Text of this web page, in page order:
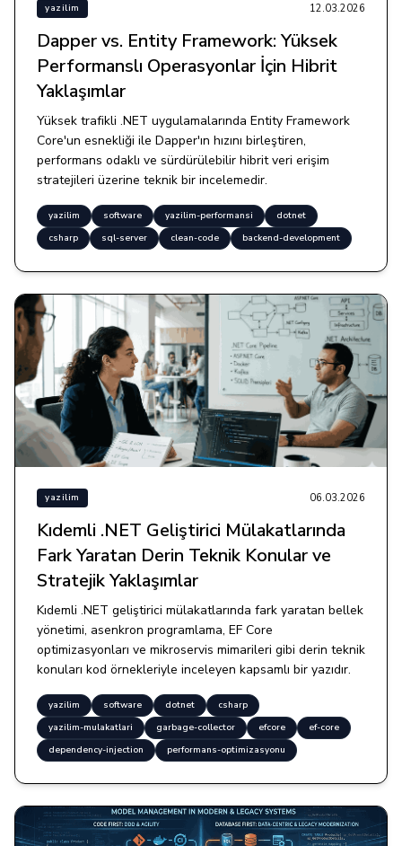
yazilim 12.03.2026
Dapper vs. Entity Framework: Yüksek
Performanslı Operasyonlar İçin Hibrit
Yaklaşımlar
Yüksek trafikli .NET uygulamalarında Entity Framework
Core'un esnekliği ile Dapper'ın hızını birleştiren,
performans odaklı ve sürdürülebilir hibrit veri erişim
stratejileri üzerine teknik bir incelemedir.
yazilim software yazilim-performansi
dotnet
csharp
sql-server clean-code backend-development
yazilim 06.03.2026
Kıdemli .NET Geliştirici Mülakatlarında
Fark Yaratan Derin Teknik Konular ve
Stratejik Yaklaşımlar
Kıdemli .NET geliştirici mülakatlarında fark yaratan bellek
yönetimi, asenkron programlama, EF Core
optimizasyonları ve mikroservis mimarileri gibi derin teknik
konuları kod örnekleriyle inceleyen kapsamlı bir yazıdır.
yazilim software dotnet
csharp
yazilim-mulakatlari
garbage-collector efcore
ef-core
dependency-injection
performans-optimizasyonu